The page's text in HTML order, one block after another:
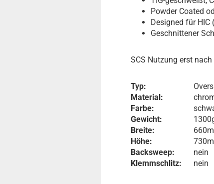
Powder Coated
Designed für HIC
Geschnittener
SCS Nutzung erst
Typ:
Material:
Farbe:
Gewicht:
Breite:
Höhe:
Backsweep:
Klemmschlitz:
nein
nein